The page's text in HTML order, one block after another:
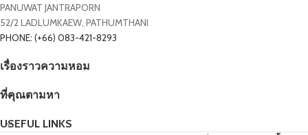
PANUWAT JANTRAPORN
52/2 LADLUMKAEW, PATHUMTHANI
PHONE: (+66) 083-421-8293
เรื่องราวความหอม
ที่คุณตามหา
USEFUL LINKS